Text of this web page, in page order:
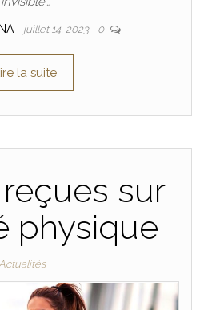
juillet 14, 2023 0
la suite
sur
physique
Actualités